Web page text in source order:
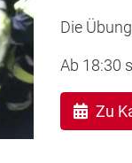
Die
Ab 18:30
Zu